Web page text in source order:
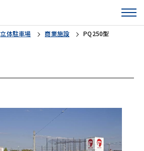
立体駐車場 商業施設 PQ250型